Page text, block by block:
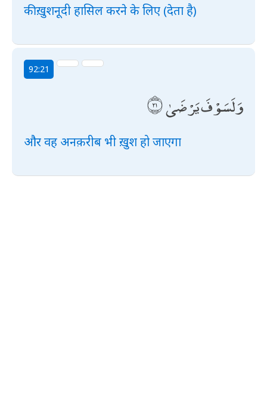
की ख़ुशनूदी हासिल करने के लिए (देता है)
92:21
وَلَسَوْفَ يَرْضَىٰ
और वह अनक़रीब भी ख़ुश हो जाएगा